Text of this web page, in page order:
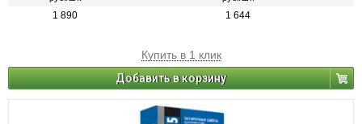
1 890 1 644
Купить в 1 клик
Добавить в корзину